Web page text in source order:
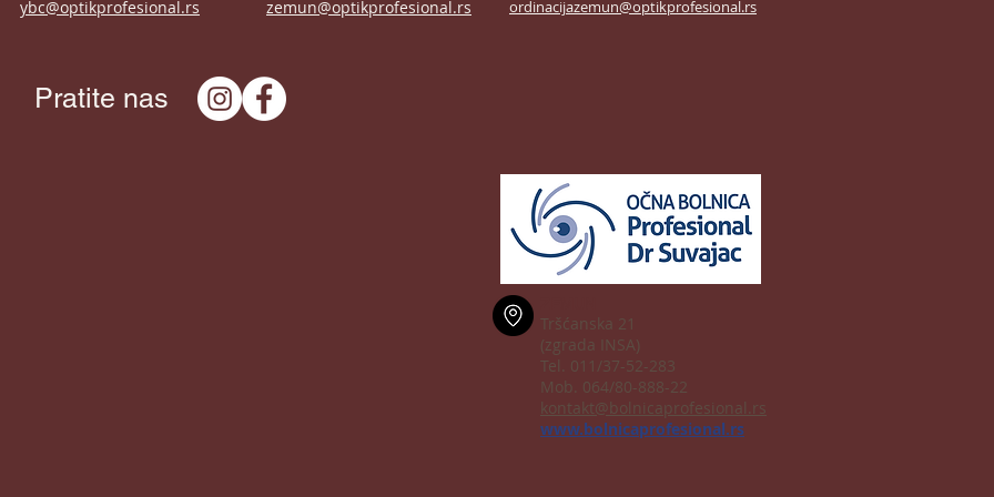
ybc@optikprofesional.rs
zemun@optikprofesional.rs
ordinacijazemun@optikprofesional.rs
Pratite nas
Tršćanska 21
(zgrada INSA)
Tel. 011/37-52-283
Mob. 064/80-888-22
kontakt@bolnicaprofesional.rs
www.bolnicaprofesional.rs